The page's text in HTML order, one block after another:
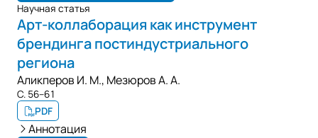
Научная статья
Арт-коллаборация как инструмент
брендинга постиндустриального
региона
Аликперов И. М., Мезюров А. А.
С. 56–61
PDF
Аннотация